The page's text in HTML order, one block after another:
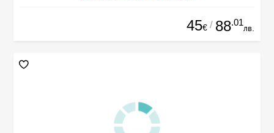
45€ / 88.01
лв.